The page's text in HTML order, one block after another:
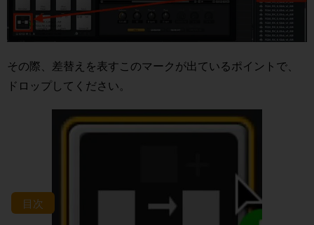
目次
その際、差替えを表すこのマークが出ているポイントで、
ドロップしてください。